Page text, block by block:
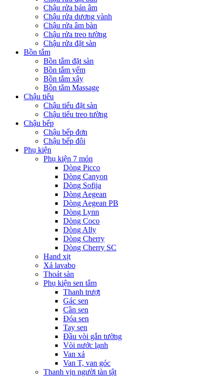
Chậu rửa bán âm
Chậu rửa dương vành
Chậu rửa âm bàn
Chậu rửa treo tường
Chậu rửa đặt sàn
Bồn tắm
Bồn tắm đặt sàn
Bồn tắm yếm
Bồn tắm xây
Bồn tắm Massage
Chậu tiểu
Chậu tiểu đặt sàn
Chậu tiểu treo tường
Chậu bếp
Chậu bếp đơn
Chậu bếp đôi
Phụ kiện
Phụ kiện 7 món
Dòng Picco
Dòng Canyon
Dòng Sofija
Dòng Aegean
Dòng Aegean PB
Dòng Lynn
Dòng Coco
Dòng Ally
Dòng Cherry
Dòng Cherry SC
Hand xịt
Xả lavabo
Thoát sàn
Phụ kiện sen tắm
Thanh trượt
Gác sen
Cần sen
Đóa sen
Tay sen
Đầu vòi gắn tường
Vòi nước lạnh
Van xả
Van T, van góc
Thanh vịn người tàn tật